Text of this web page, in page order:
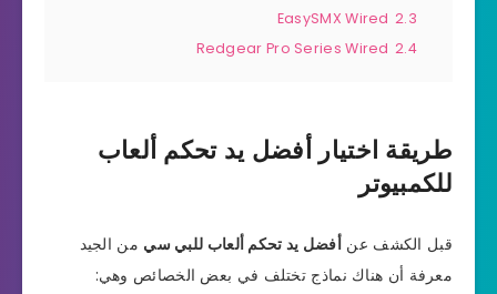
2.3
EasySMX Wired
2.4
Redgear Pro Series Wired
طريقة اختيار أفضل يد تحكم ألعاب
للكمبيوتر
قبل الكشف عن أفضل يد تحكم ألعاب للبي سي من الجيد
معرفة أن هناك نماذج تختلف في بعض الخصائص وهي: